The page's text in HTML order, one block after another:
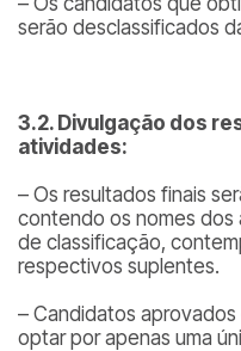
serão desclassificados
3.2. Divulgação dos
atividades:
– Os resultados finais
contendo os nomes dos
de classificação,
respectivos suplentes.
– Candidatos
optar por apenas uma